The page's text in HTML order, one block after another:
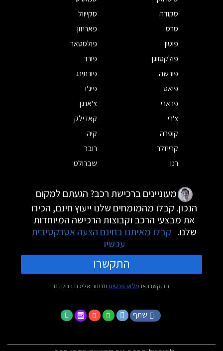
סקודה
סקייוול
סרס
פאריזון
פוטון
פולסטאר
פולקסווגן
פורד
פורשה
פורתינג
פיאט
פיג'ו
פרארי
צ'אנגן
צ'רי
קאדילק
קופרה
קיה
קרייזלר
רובר
רנו
שברולט
מעוניינים ברכישת רכב? הגעתם למקום
הנכון. קבלו מהמומחים שלנו ייעוץ חינם, הכירו
את מבצעי הרכב וקבוצות הרכישה המיוחדות
שלנו. קבלו מאיתנו בחינם הצעה אטרקטיבית
עכשיו
התקשרו
התקשרו או מלאו פרטים ונחזור אליכם בהקדם
שתף